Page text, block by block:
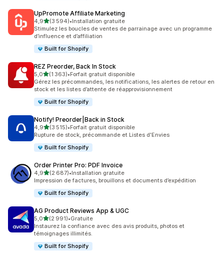
UpPromote Affiliate Marketing
4,9étoile(s) sur 5
(3 594)
3594 avis au total
•Installation gratuite
Stimulez les boucles de ventes de parrainage avec un programme
d’influence et d’affiliation
Built for Shopify
REZ Preorder, Back In Stock
5,0étoile(s) sur 5
(1 363)
1363 avis au total
•Forfait gratuit disponible
Gérez les précommandes, les notifications, les alertes de retour en
stock et les listes d’attente de réapprovisionnement
Built for Shopify
Notify! Preorder|Back in Stock
4,9étoile(s) sur 5
(3 515)
3515 avis au total
•Forfait gratuit disponible
Rupture de stock, précommande et Listes d'Envies
Built for Shopify
Order Printer Pro: PDF Invoice
4,9étoile(s) sur 5
(2 687)
2687 avis au total
•Installation gratuite
Impression de factures, brouillons et documents d’expédition
Built for Shopify
AG Product Reviews App & UGC
5,0étoile(s) sur 5
(2 991)
2991 avis au total
•Gratuite
Instaurez la confiance avec des avis produits, photos et
témoignages illimités.
Built for Shopify